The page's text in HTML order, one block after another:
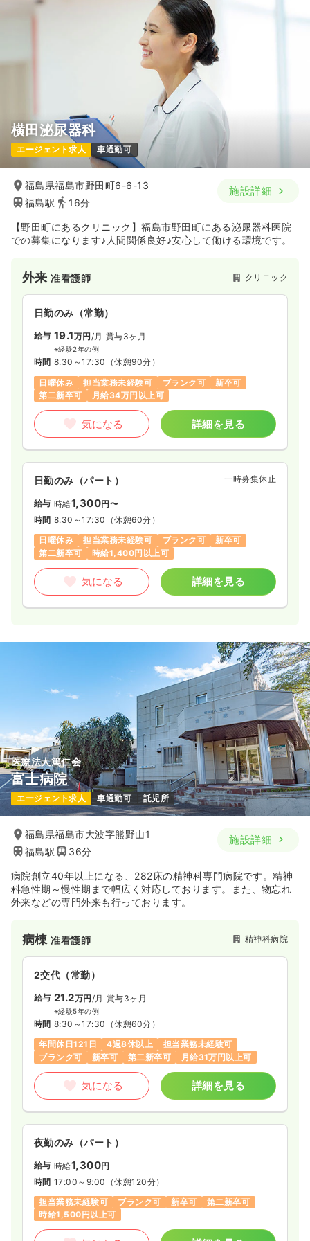
横田泌尿器科
エージェント求人 車通勤可
福島県福島市野田町6-6-13
福島駅
16分
施設詳細
【野田町にあるクリニック】福島市野田町にある泌尿器科医院
での募集になります♪人間関係良好♪安心して働ける環境です。
外来准看護師 クリニック
日勤のみ（常勤）
給与 19.1万円/月 賞与3ヶ月
※経験2年の例
時間 8:30～17:30 （休憩90分）
日曜休み
担当業務未経験可 ブランク可
新卒可
第二新卒可
月給34万円以上可
気になる 詳細を見る
日勤のみ（パート） 一時募集休止
給与 時給1,300円〜
時間 8:30～17:30 （休憩60分）
日曜休み
担当業務未経験可 ブランク可
新卒可
第二新卒可
時給1,400円以上可
気になる 詳細を見る
医療法人篤仁会
富士病院
エージェント求人 車通勤可 託児所
福島県福島市大波字熊野山1
福島駅
36分
施設詳細
病院創立40年以上になる、282床の精神科専門病院です。精神
科急性期～慢性期まで幅広く対応しております。また、物忘れ
外来などの専門外来も行っております。
病棟准看護師 精神科病院
2交代（常勤）
給与 21.2万円 /月 賞与3ヶ月
※経験5年の例
時間 8:30～17:30 （休憩60分）
年間休日121日
4週8休以上
担当業務未経験可
ブランク可
新卒可 第二新卒可 月給31万円以上可
気になる 詳細を見る
夜勤のみ（パート）
給与 時給1,300円
時間 17:00～9:00 （休憩120分）
担当業務未経験可
ブランク可 新卒可
第二新卒可
時給1,500円以上可